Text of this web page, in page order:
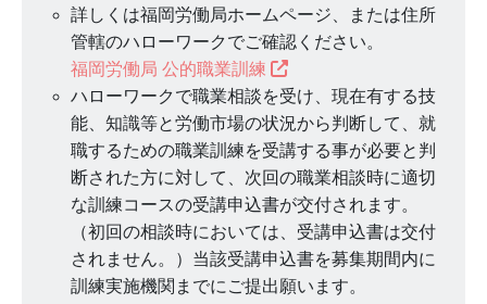
詳しくは福岡労働局ホームページ、または住所
管轄のハローワークでご確認ください。
福岡労働局 公的職業訓練
ハローワークで職業相談を受け、現在有する技
能、知識等と労働市場の状況から判断して、就
職するための職業訓練を受講する事が必要と判
断された方に対して、次回の職業相談時に適切
な訓練コースの受講申込書が交付されます。
（初回の相談時においては、受講申込書は交付
されません。）当該受講申込書を募集期間内に
訓練実施機関までにご提出願います。